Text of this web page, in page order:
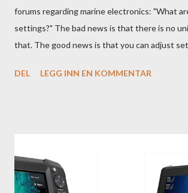
forums regarding marine electronics: "What
settings?" The bad news is that there is no
that. The good news is that you can adjust
you should tweak and why. Here is part 1 of
DEL LEGG INN EN KOMMENTAR